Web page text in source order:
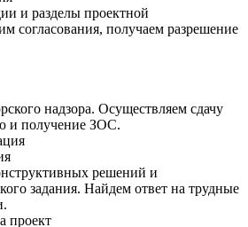
и разделы проектной
согласования, получаем разрешение
надзора. Осуществляем сдачу
и получение ЗОС.
решений и
задания. Найдем ответ на трудные